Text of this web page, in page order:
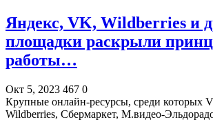
Яндекс, VK, Wildberries и
площадки раскрыли
работы…
Окт 5, 2023 467 0
Крупные онлайн-ресурсы, среди которых
Wildberries, Сбермаркет, М.видео-